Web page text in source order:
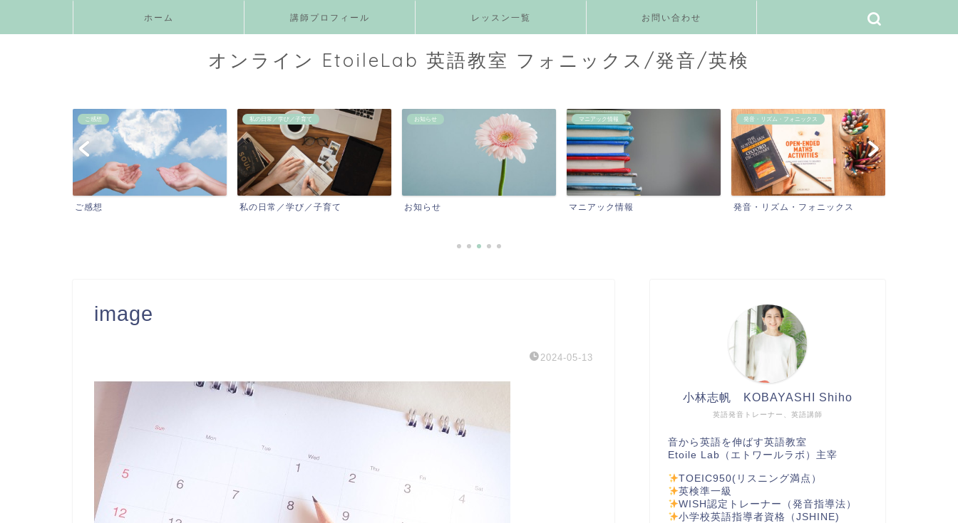
ホーム 講師プロフィール レッスン一覧 お問い合わせ
オンライン EtoileLab 英語教室 フォニックス/発音/英検
私の日常／学び／子育て
私の日常／学び／子育て
お知らせ
お知らせ
マニアック情報
マニアック情報
発音・リズム・フォニックス
発音・リズム・フォニックス
ご感想
ご感想
image
2024-05-13
英語発音トレーナー、英語講師
小林志帆 KOBAYASHI Shiho
音から英語を伸ばす英語教室
Etoile Lab（エトワールラボ）主宰
TOEIC950(リスニング満点）
英検準一級
WISH認定トレーナー（発音指導法）
小学校英語指導者資格（JSHINE)